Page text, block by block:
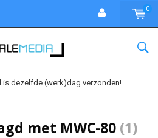
0
is dezelfde (werk)dag verzonden!
met MWC-80 (1)